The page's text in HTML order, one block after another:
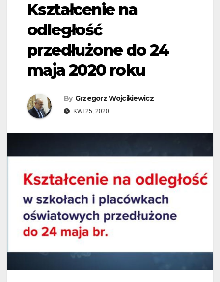
Kształcenie na
odległość
przedłużone do 24
maja 2020 roku
By Grzegorz Wojcikiewicz
KWI 25, 2020